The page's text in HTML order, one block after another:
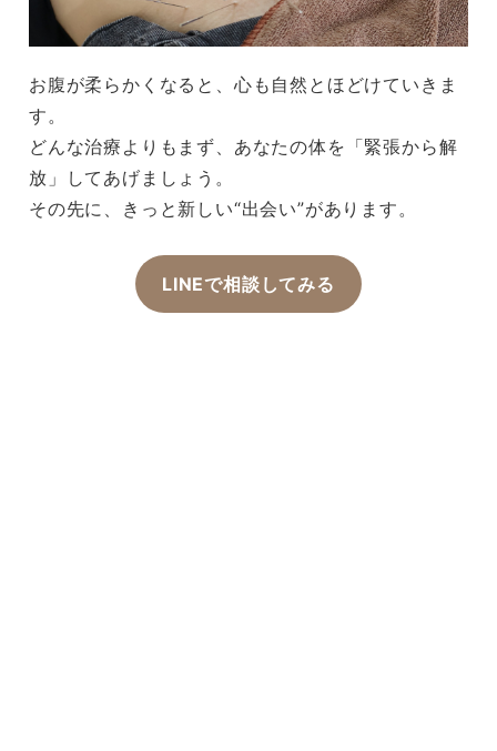
お腹が柔らかくなると、心も自然とほどけていきま
す。
どんな治療よりもまず、あなたの体を「緊張から解
放」してあげましょう。
その先に、きっと新しい“出会い”があります。
LINEで相談してみる